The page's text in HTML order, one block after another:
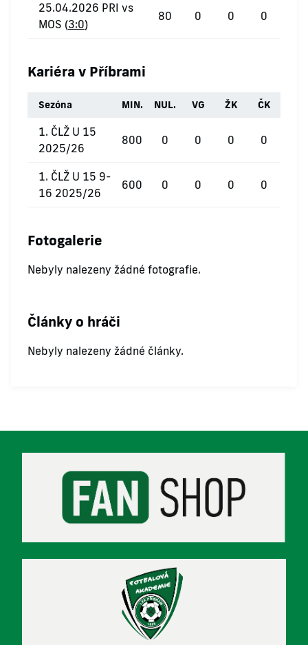
25.04.2026 PRI vs
MOS (3:0)
80 0 0 0
Kariéra v Příbrami
Sezóna MIN. NUL. VG ŽK ČK
1. ČLŽ U 15
2025/26
800 0 0 0 0
1. ČLŽ U 15 9-
16 2025/26
600 0 0 0 0
Fotogalerie
Nebyly nalezeny žádné fotografie.
Články o hráči
Nebyly nalezeny žádné články.